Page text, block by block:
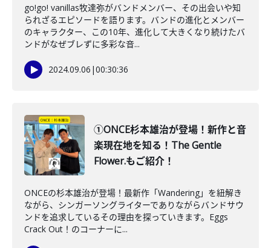
go!go! vanillas牧達弥がバンドメンバー、その出会いや知
られざるエピソードを語ります。バンドの進化とメンバー
のキャラクター、この10年、進化して大きくなり続けたバ
ンドがなぜブレずに多彩な音...
2024.09.06 |00:30:36
①ONCE杉本雄治が登場！新作と音
楽現在地を知る！The Gentle
Flower.もご紹介！
ONCEの杉本雄治が登場！最新作「Wandering」を紐解き
ながら、シンガーソングライターでありながらバンドサウ
ンドを追求しているその理由を探っていきます。Eggs
Crack Out！のコーナーに...